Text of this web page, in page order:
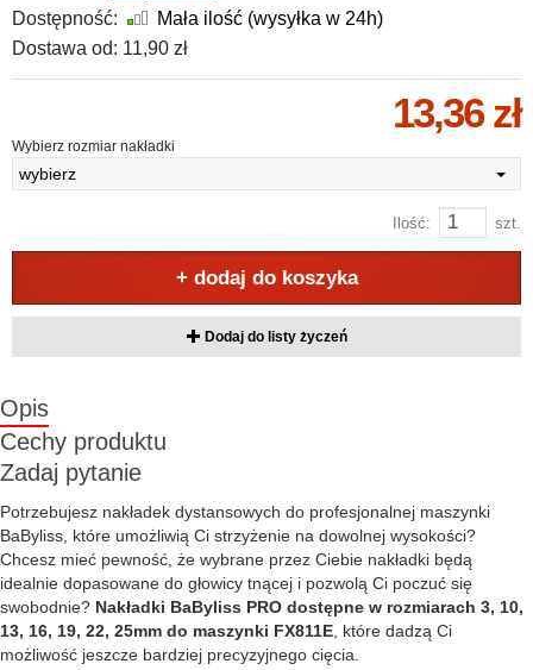
Dostępność:
Mała ilość (wysyłka w 24h)
Dostawa od: 11,90 zł
13,36 zł
Wybierz rozmiar nakładki
wybierz
Ilość: szt.
+ dodaj do koszyka
Dodaj do listy życzeń
Opis
Cechy produktu
Zadaj pytanie
Potrzebujesz nakładek dystansowych do profesjonalnej maszynki
BaByliss, które umożliwią Ci strzyżenie na dowolnej wysokości?
Chcesz mieć pewność, że wybrane przez Ciebie nakładki będą
idealnie dopasowane do głowicy tnącej i pozwolą Ci poczuć się
swobodnie? Nakładki BaByliss PRO dostępne w rozmiarach 3, 10,
13, 16, 19, 22, 25mm do maszynki FX811E , które dadzą Ci
możliwość jeszcze bardziej precyzyjnego cięcia.